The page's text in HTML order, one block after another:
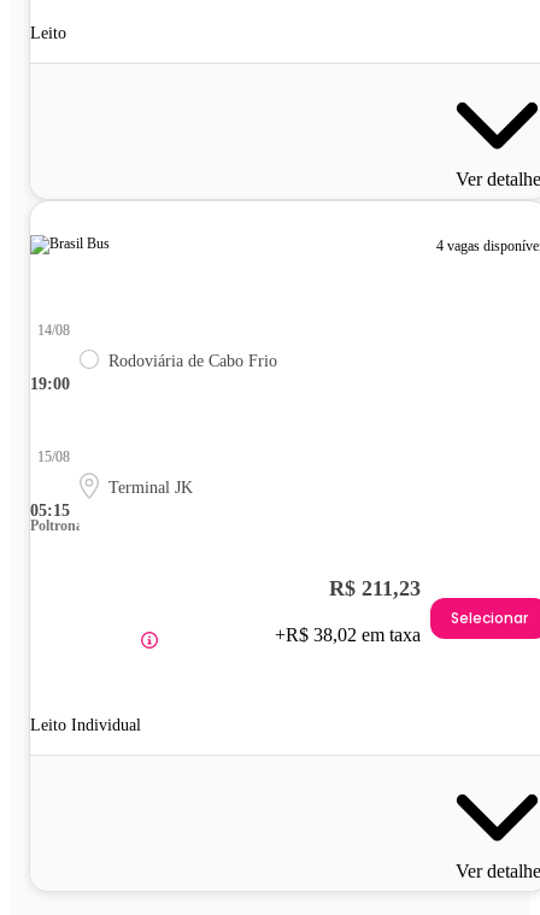
Leito
Ver
4 vagas
19:00
14/08
Rodoviária de Cabo Frio
05:15
15/08
Terminal JK
Poltrona
Leito Individual
R$ 211,23
+R$ 38,02 em taxa
Selecionar
Ver